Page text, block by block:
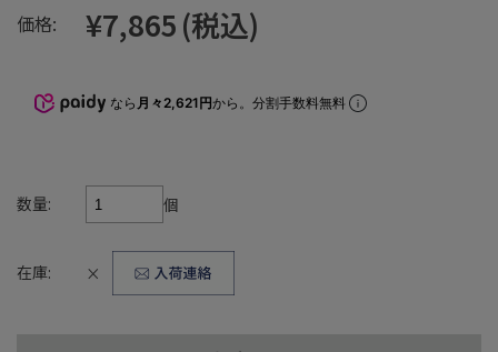
価格: ¥7,865(税込)
なら 月々2,621円から。分割手数料無料
数量: 個
在庫: ×